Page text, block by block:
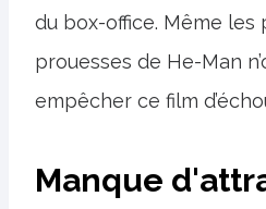
du box-office. Même les
prouesses de He-Man
empêcher ce film
Manque